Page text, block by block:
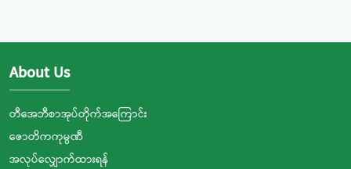
About Us
တီအေဘီစာအုပ်တိုက်အကြောင်း
ဇောတိကကုမ္ပဏီ
အလုပ်လျှောက်ထားရန်